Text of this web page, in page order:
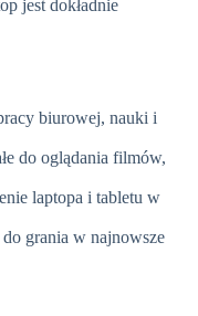
jest dokładnie
biurowej, nauki i
do oglądania filmów,
laptopa i tabletu w
grania w najnowsze